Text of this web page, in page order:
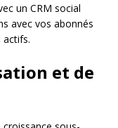
un CRM social
avec vos abonnés
actifs.
et de